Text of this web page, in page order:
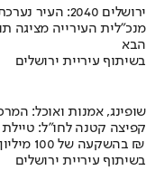
ירושלים 2040: העיר נערכת ל- 1.5 מליון תושבים
מנכ"לית העירייה מציגה
הבא
בשיתוף עיריית ירושלים
שופינג, אמנות ואוכל:
קפיצה קטנה לחו"ל:
בהשקעה של 100 מיליון ₪
בשיתוף עיריית ירושלים